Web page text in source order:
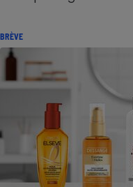
BRÈVE